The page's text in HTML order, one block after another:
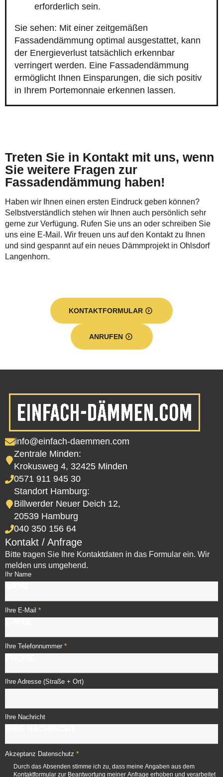
erforderlich sein.
Sie sehen: Mit einer zeitgemäßen
Fassadendämmung optimal ausgestattet, kann
der Energieverlust tatsächlich erkennbar
verringert werden. Eine Fassadendämmung
ermöglicht Ihnen Einsparungen, die sich positiv
in Ihrem Portemonnaie erkennen lassen.
Treten Sie in Kontakt mit uns, wenn
Sie weitere Fragen zur
Fassadendämmung haben!
Haben wir Ihnen einen ersten Eindruck geben können?
Selbstverständlich stehen wir Ihnen auch persönlich sehr
gerne zur Verfügung. Rufen Sie uns an oder schreiben Sie
uns eine E-Mail. Wir freuen uns auf den Kontakt zu Ihnen
und sind gespannt auf ein neues Dämmprojekt in Ohlsdorf
Langenhorn.
KONTAKTFORMULAR
ANRUFEN
info@einfach-daemmen.com
Zentrale Minden:
Krokusweg 4, 32425 Minden
0571 911 945 30
Standort Hamburg:
Billwerder Neuer Deich 12,
20539 Hamburg
040 350 156 64
Kontakt / Anfrage
Bitte tragen Sie Ihre Kontaktdaten in das Formular ein. Wir
melden uns umgehend.
Ihr Name
Ihre E-Mail *
Ihre Telefonnummer *
Ihre Adresse (Straße + Ort)
Ihre Nachricht
Akzeptanz Datenschutz *
Durch das Absenden stimme ich zu, dass meine Angaben aus dem
Kontaktformular zur Beantwortung meiner Anfrage erhoben und verarbeitet